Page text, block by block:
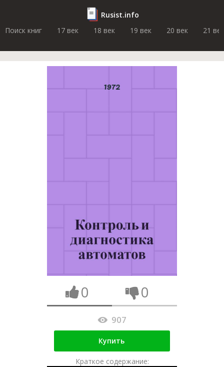
Rusist.info
Поиск книг
17 век 18 век 19 век 20 век 21 век
0 0
907
Купить
Краткое содержание: